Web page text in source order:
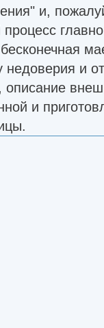
и,
недоверия и
и